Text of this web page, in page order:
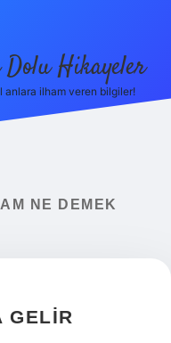
Dolu Hikayeler
anlara ilham veren bilgiler!
NE DEMEK
GELIR